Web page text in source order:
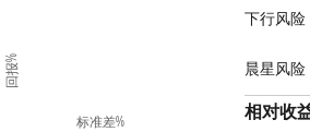
标准差%
回报%
下行风险
晨星风险
相对收